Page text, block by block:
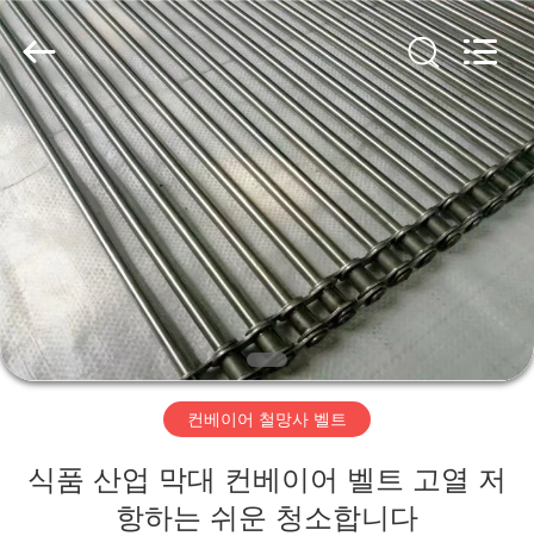
집
제
품
우
리
대
©
2019
-
2026
Hebei
Reking
Wire
Mesh
Co.,Ltd.
All
Rights
Reserved.
컨베이어 철망사 벨트
식품 산업 막대 컨베이어 벨트 고열 저
항하는 쉬운 청소합니다